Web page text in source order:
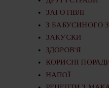
ЗАГОТІВЛІ
З БАБУСИНОГО
ЗАКУСКИ
ЗДОРОВ'Я
КОРИСНІ
НАПОЇ